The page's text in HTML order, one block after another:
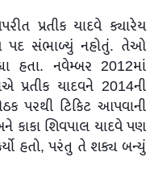
પ્રતીક યાદવે ક્યારેય
પદ સંભાળ્યું નહોતું. તેઓ
હતા. નવેમ્બર 2012માં
પ્રતીક યાદવને 2014ની
પરથી ટિકિટ આપવાની
કાકા શિવપાલ યાદવે પણ
હતો, પરંતુ તે શક્ય બન્યું